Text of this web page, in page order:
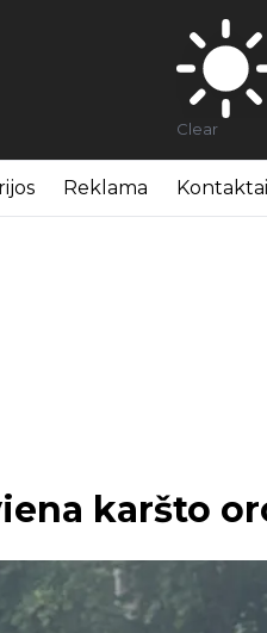
Clear
Reklama Kontaktai
karšto